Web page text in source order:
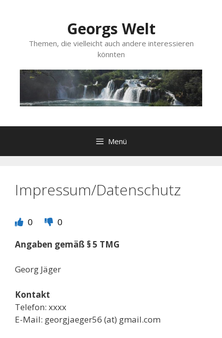
Georgs Welt
Themen, die vielleicht auch andere interessieren
könnten
Menü
Impressum/Datenschutz
0
0
Angaben gemäß § 5 TMG
Georg Jäger
Kontakt
Telefon: xxxx
E-Mail: georgjaeger56 (at) gmail.com